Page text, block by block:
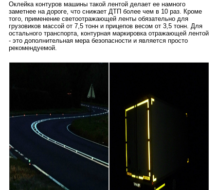
Оклейка контуров машины такой лентой делает ее намного
заметнее на дороге, что снижает ДТП более чем в 10 раз. Кроме
того, применение светоотражающей ленты обязательно для
грузовиков массой от 7,5 тонн и прицепов весом от 3,5 тонн. Для
остального транспорта, контурная маркировка отражающей лентой
- это дополнительная мера безопасности и является просто
рекомендуемой.